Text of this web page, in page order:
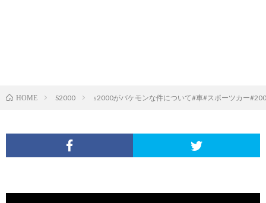
HOME S2000 s2000がバケモンな件について#車#スポーツカー